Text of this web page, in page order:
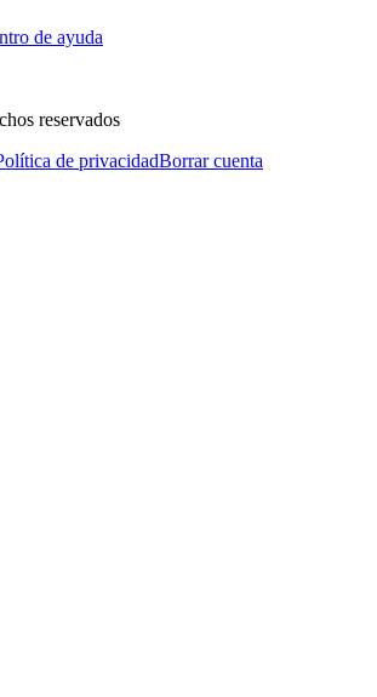
de ayuda
reservados
de privacidadBorrar cuenta